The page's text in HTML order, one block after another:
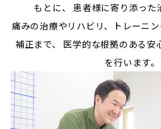
もとに、
患者様に寄り添った
痛みの治療やリハビリ、トレーニ
補正まで、
医学的な根拠のある安
を行います。